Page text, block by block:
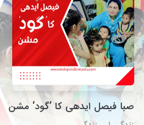
صبا فیصل ایدھی کا ’گود‘ مشن